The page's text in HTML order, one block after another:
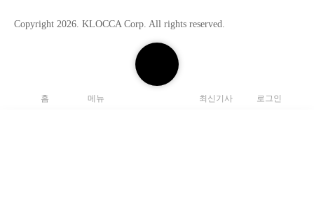
검
색
홈 메뉴 최신기사 로그인
Copyright 2026. KLOCCA Corp. All rights reserved.